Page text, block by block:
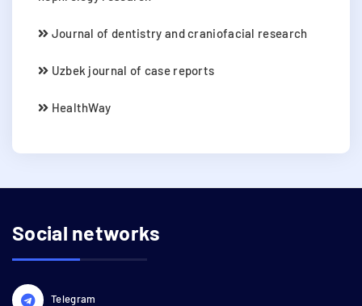
Journal of dentistry and craniofacial research
Uzbek journal of case reports
HealthWay
Social networks
Telegram